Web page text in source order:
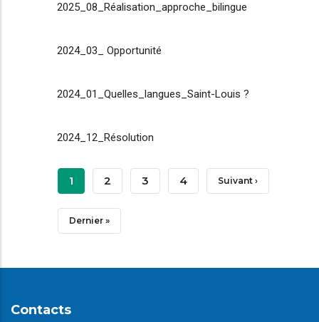
2025_08_Réalisation_approche_bilingue
2024_03_ Opportunité
2024_01_Quelles_langues_Saint-Louis ?
2024_12_Résolution
Pagination
Page
Courante
1 Page
2 Page
3 Page
4 Page
Suivant ›
Dernière
Dernier »
Contacts